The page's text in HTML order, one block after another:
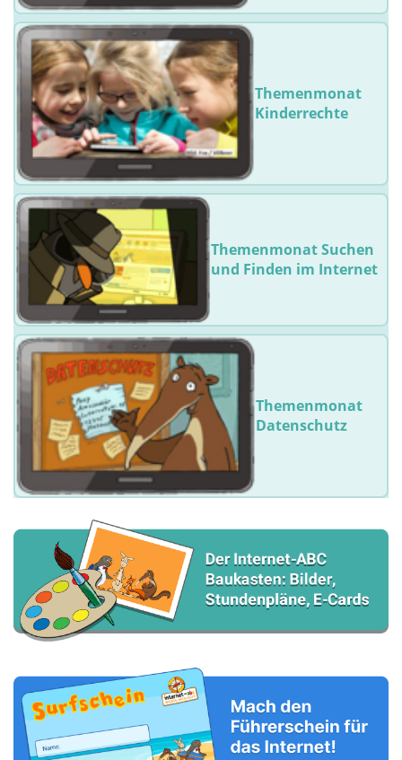
Themenmonat
Kinderrechte
Themenmonat Suchen
und Finden im Internet
Themenmonat
Datenschutz